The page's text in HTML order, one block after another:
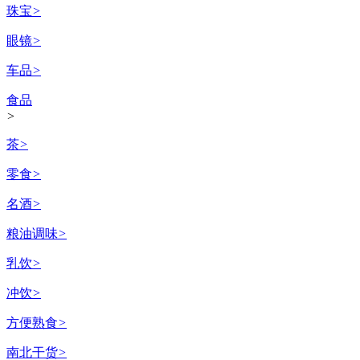
珠宝>
眼镜>
车品>
食品
>
茶>
零食>
名酒>
粮油调味>
乳饮>
冲饮>
方便熟食>
南北干货>